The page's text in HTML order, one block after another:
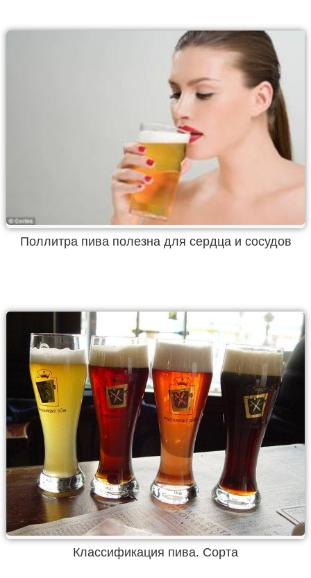
Поллитра пива полезна для сердца и сосудов
Классификация пива. Сорта